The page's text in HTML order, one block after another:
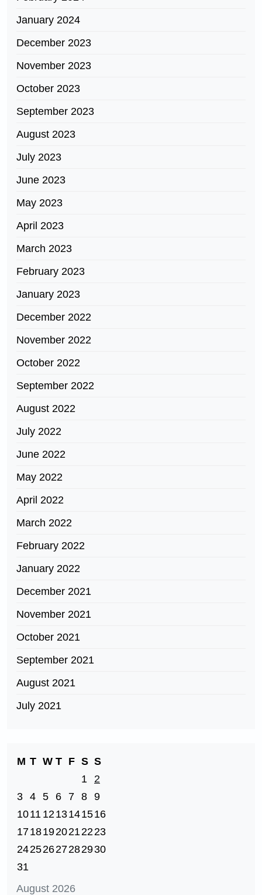
January 2024
December 2023
November 2023
October 2023
September 2023
August 2023
July 2023
June 2023
May 2023
April 2023
March 2023
February 2023
January 2023
December 2022
November 2022
October 2022
September 2022
August 2022
July 2022
June 2022
May 2022
April 2022
March 2022
February 2022
January 2022
December 2021
November 2021
October 2021
September 2021
August 2021
July 2021
August 2026
M T W T F S S
1
2
3 4 5 6 7 8 9
1011 1213141516
17181920212223
24252627282930
31